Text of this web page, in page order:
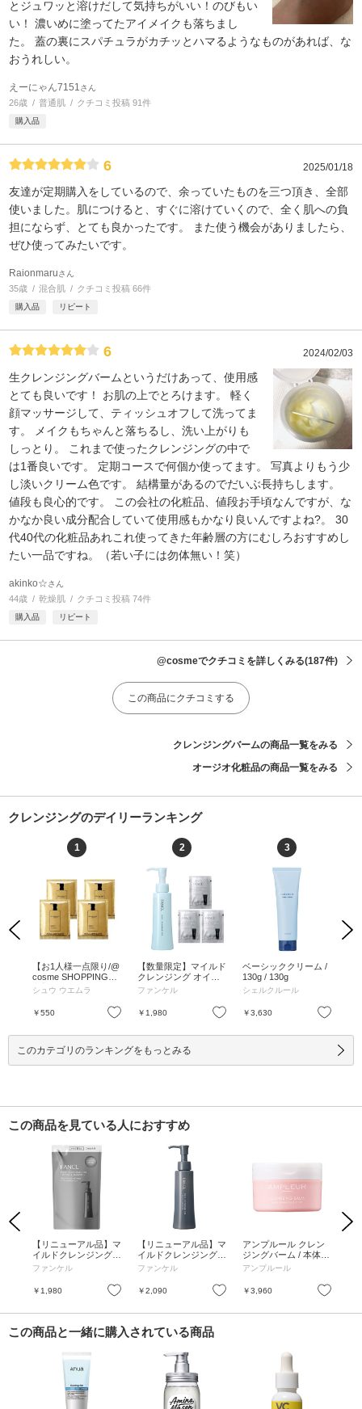
とジュワッと溶けだして気持ちがいい！のびもい
い！ 濃いめに塗ってたアイメイクも落ちまし
た。 蓋の裏にスパチュラがカチッとハマるようなものがあれば、な
おうれしい。
えーにゃん7151 さん
26歳 普通肌 クチコミ投稿 91件
購入品
6 2025/01/18
友達が定期購入をしているので、余っていたものを三つ頂き、全部
使いました。肌につけると、すぐに溶けていくので、全く肌への負
担にならず、とても良かったです。 また使う機会がありましたら、
ぜひ使ってみたいです。
Raionmaruさん
35歳 混合肌 クチコミ投稿 66件
購入品 リピート
6 2024/02/03
生クレンジングバームというだけあって、使用感
とても良いです！ お肌の上でとろけます。 軽く
顔マッサージして、ティッシュオフして洗ってま
す。 メイクもちゃんと落ちるし、洗い上がりも
しっとり。 これまで使ったクレンジングの中で
は1番良いです。 定期コースで何個か使ってます。 写真よりもう少
し淡いクリーム色です。 結構量があるのでだいぶ長持ちします。
値段も良心的です。 この会社の化粧品、値段お手頃なんですが、な
かなか良い成分配合していて使用感もかなり良いんですよね?。 30
代40代の化粧品あれこれ使ってきた年齢層の方にむしろおすすめし
たい一品ですね。（若い子には勿体無い！笑）
akinko☆さん
44歳 乾燥肌 クチコミ投稿 74件
購入品 リピート
@cosmeでクチコミを詳しくみる(187件)
この商品にクチコミする
クレンジングバームの商品一覧をみる
オージオ化粧品の商品一覧をみる
クレンジングのデイリーランキング
Previous
お気に入り
1
【お1人様一点限り/@
cosme SHOPPING限
定】アルティム8∞ ス
レンジング オイルn 4
回分 お試しセット / 4
シュウ ウエムラ
￥550 お気に入り
2
【数量限定】マイルド
クレンジング オイル1
本+洗顔パウチ3回分
本、2.0g×3包 / 120mL
×1本、2.0g×3包
ファンケル
￥1,980 お気に入り
3
ベーシッククリーム /
130g / 130g
シェルクルール
￥3,630
Next
このカテゴリのランキングをもっとみる
この商品を見ている人におすすめ
Previous
お気に入り
【リニューアル品】マ
イルドクレンジングオ
イル<ブラック&スム
ィル / 115mL
ファンケル
￥1,980 お気に入り
【リニューアル品】マ
イルドクレンジングオ
イル<ブラック&スム
ファンケル
￥2,090 お気に入り
アンプルール クレン
ジングバーム / 本体 /
80g / こっくり濃厚バ
キータッチに変化 / ハ
ーバルシトラス
アンプルール
￥3,960
Next
この商品と一緒に購入されている商品